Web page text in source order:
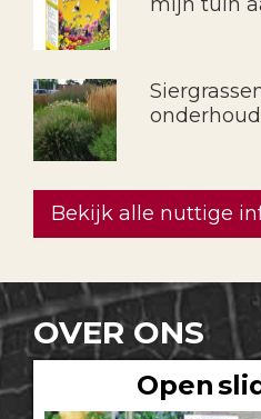
Bekijk alle nuttige
OVER ONS
Open